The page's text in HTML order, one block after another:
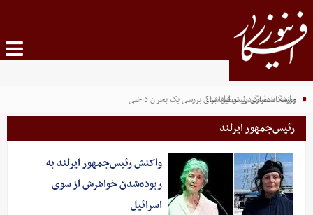
ورزشگاه دستگردی تعطیل شد؟
جلسه اضطراری رئیس فیفا برای بررسی یک بحران داخلی
رئیس‌جمهور ایرلند
واکنش رئیس‌جمهور ایرلند به
ربوده‌شدن خواهرش از سوی
اسرائیل